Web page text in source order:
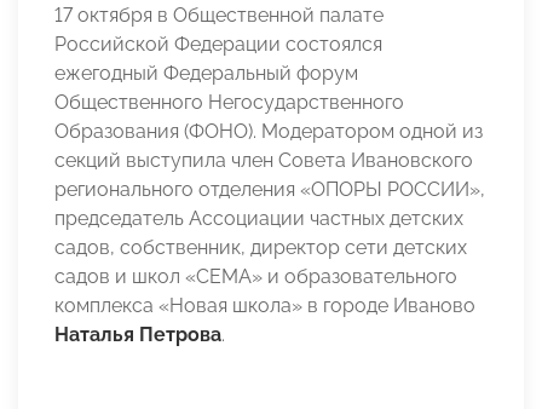
17 октября в Общественной палате
Российской Федерации состоялся
ежегодный Федеральный форум
Общественного Негосударственного
Образования (ФОНО). Модератором одной из
секций выступила член Совета Ивановского
регионального отделения «ОПОРЫ РОССИИ»,
председатель Ассоциации частных детских
садов, собственник, директор сети детских
садов и школ «СЕМА» и образовательного
комплекса «Новая школа» в городе Иваново
Наталья Петрова.